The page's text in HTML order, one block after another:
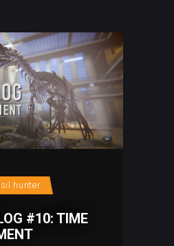
hunter
#10: TIME